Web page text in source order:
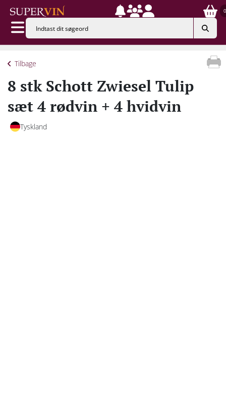
0
Tilbage
8 stk Schott Zwiesel Tulip
sæt 4 rødvin + 4 hvidvin
Tyskland